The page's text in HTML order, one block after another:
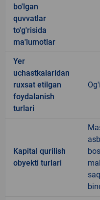
bo'lgan
quvvatlar
to'g'risida
ma'lumotlar
Yer
uchastkalaridan
ruxsat etilgan
foydalanish
turlari
Kapital qurilish
obyekti turlari